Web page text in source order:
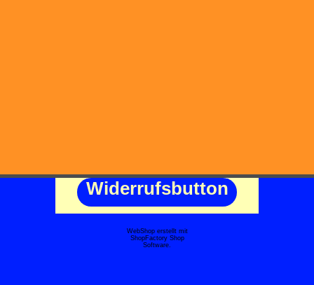
Widerrufsbutton
WebShop erstellt mit
ShopFactory Shop
Software.